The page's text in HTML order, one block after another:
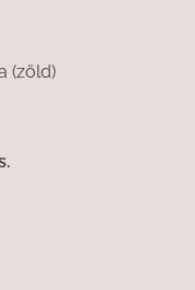
(zöld)